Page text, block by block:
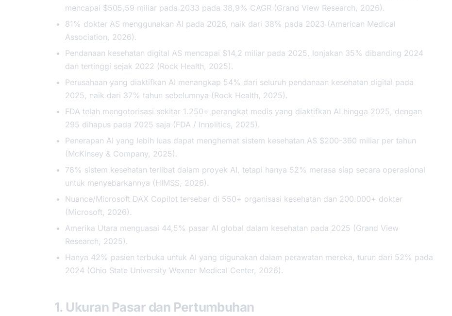
mencapai $505,59 miliar pada 2033 pada 38,9% CAGR (Grand View Research, 2026).
81% dokter AS menggunakan AI pada 2026, naik dari 38% pada 2023 (American Medical
Association, 2026).
Pendanaan kesehatan digital AS mencapai $14,2 miliar pada 2025, lonjakan 35% dibanding 2024
dan tertinggi sejak 2022 (Rock Health, 2025).
Perusahaan yang diaktifkan AI menangkap 54% dari seluruh pendanaan kesehatan digital pada
2025, naik dari 37% tahun sebelumnya (Rock Health, 2025).
FDA telah mengotorisasi sekitar 1.250+ perangkat medis yang diaktifkan AI hingga 2025, dengan
295 dihapus pada 2025 saja (FDA / Innolitics, 2025).
Penerapan AI yang lebih luas dapat menghemat sistem kesehatan AS $200-360 miliar per tahun
(McKinsey & Company, 2025).
78% sistem kesehatan terlibat dalam proyek AI, tetapi hanya 52% merasa siap secara operasional
untuk menyebarkannya (HIMSS, 2026).
Nuance/Microsoft DAX Copilot tersebar di 550+ organisasi kesehatan dan 200.000+ dokter
(Microsoft, 2026).
Amerika Utara menguasai 44,5% pasar AI global dalam kesehatan pada 2025 (Grand View
Research, 2025).
Hanya 42% pasien terbuka untuk AI yang digunakan dalam perawatan mereka, turun dari 52% pada
2024 (Ohio State University Wexner Medical Center, 2026).
1. Ukuran Pasar dan Pertumbuhan